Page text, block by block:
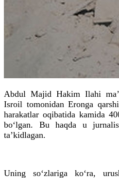
Abdul Majid Hakim Ilahi
Isroil tomonidan Eronga
harakatlar oqibatida kamida
bo‘lgan. Bu haqda u
ta’kidlagan.
Uning so‘zlariga ko‘ra,